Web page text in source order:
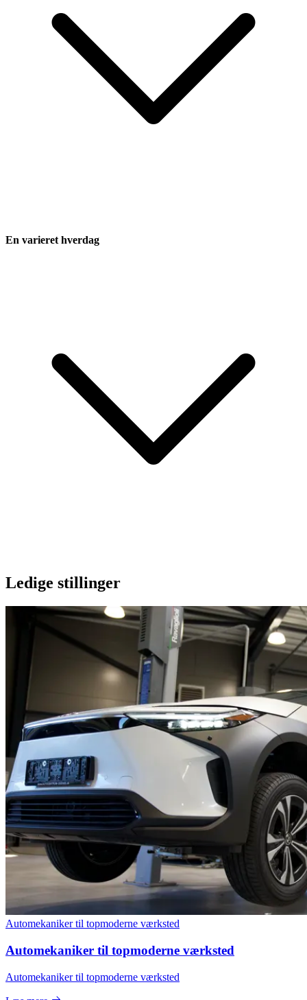
En varieret hverdag
Ledige stillinger
Automekaniker til topmoderne værksted
Automekaniker til topmoderne værksted
Automekaniker til topmoderne værksted